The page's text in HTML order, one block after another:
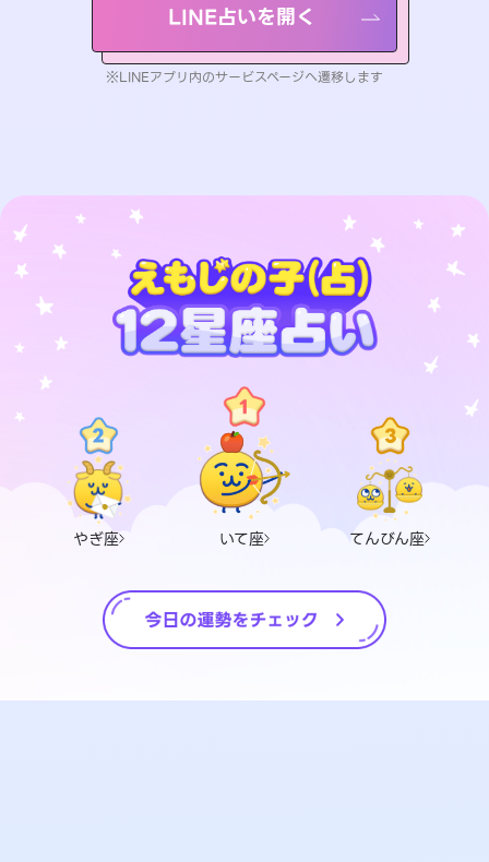
LINE占いを開く
※LINEアプリ内のサービスページへ遷移します
やぎ座 いて座 てんびん座